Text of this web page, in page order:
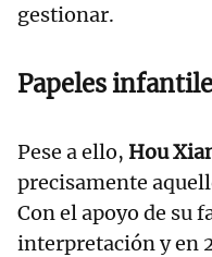
gestionar.
Papeles
Pese a ello, Hou
precisamente
Con el apoyo de su
interpretación y en